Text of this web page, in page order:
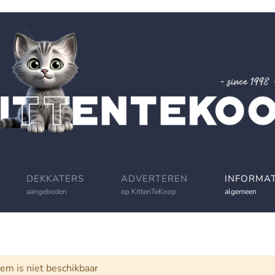
DEKKATERS
aangeboden
ADVERTEREN
op KittenTeKoop algemeen
is niet beschikbaar